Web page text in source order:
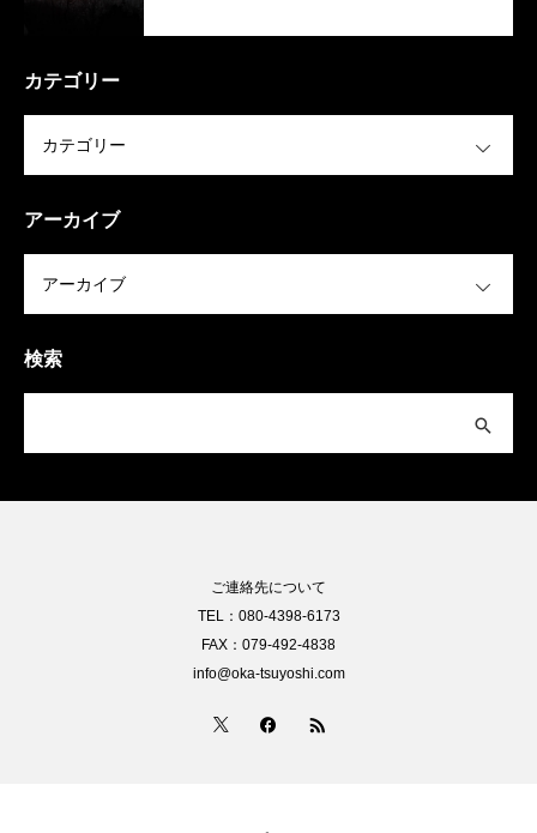
カテゴリー
アーカイブ
検索
ご連絡先について
TEL：080-4398-6173
FAX：079-492-4838
info@oka-tsuyoshi.com